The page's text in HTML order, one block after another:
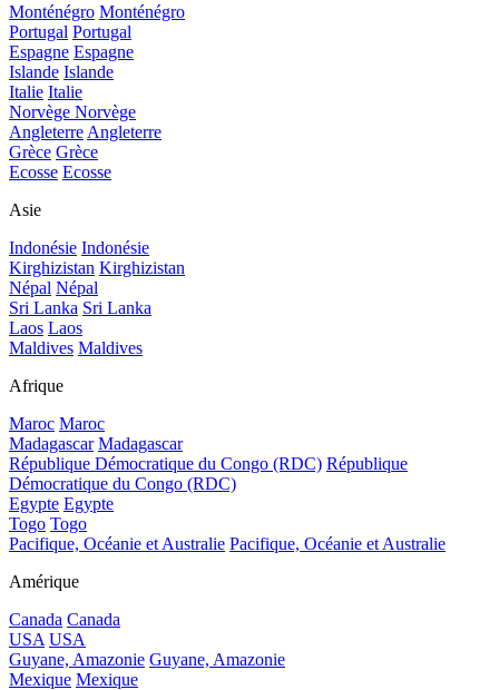
Monténégro Monténégro
Portugal Portugal
Espagne Espagne
Islande Islande
Italie Italie
Norvège Norvège
Angleterre Angleterre
Grèce Grèce
Ecosse Ecosse
Asie
Indonésie Indonésie
Kirghizistan Kirghizistan
Népal Népal
Sri Lanka Sri Lanka
Laos Laos
Maldives Maldives
Afrique
Maroc Maroc
Madagascar Madagascar
République Démocratique du Congo (RDC) République
Démocratique du Congo (RDC)
Egypte Egypte
Togo Togo
Pacifique, Océanie et Australie Pacifique, Océanie et Australie
Amérique
Canada Canada
USA USA
Guyane, Amazonie Guyane, Amazonie
Mexique Mexique